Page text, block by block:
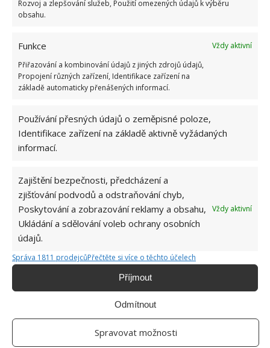
Rozvoj a zlepšování služeb, Použití omezených údajů k výběru
obsahu.
Funkce
Vždy aktivní
Přiřazování a kombinování údajů z jiných zdrojů údajů,
Propojení různých zařízení, Identifikace zařízení na
základě automaticky přenášených informací.
Používání přesných údajů o zeměpisné poloze,
Identifikace zařízení na základě aktivně vyžádaných
informací.
Zajištění bezpečnosti, předcházení a
zjišťování podvodů a odstraňování chyb,
Poskytování a zobrazování reklamy a obsahu,
Ukládání a sdělování voleb ochrany osobních
údajů.
Vždy aktivní
Správa 1811 prodejcůPřečtěte si více o těchto účelech
Příjmout
Odmítnout
Spravovat možnosti
BOTY
Přidejte svůj názor
KOMENTOVAT
přidala během svých studií a práce
rozhodla zůstat. Její v...
autorovi]